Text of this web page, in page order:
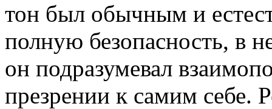
тон был обычным и
полную безопасность, в
он подразумевал
презрении к самим себе.